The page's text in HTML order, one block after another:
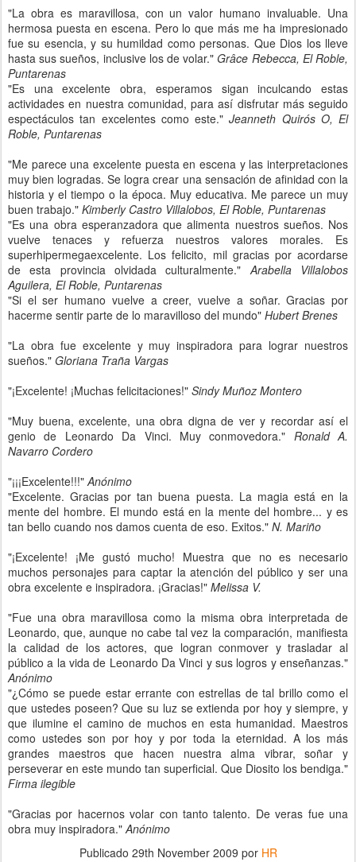
"La obra es maravillosa, con un valor humano invaluable. Una
hermosa puesta en escena. Pero lo que más me ha impresionado
fue su esencia, y su humildad como personas. Que Dios los lleve
hasta sus sueños, inclusive los de volar."Grâce Rebecca, El Roble,
Puntarenas
"Es una excelente obra, esperamos sigan inculcando estas
actividades en nuestra comunidad, para así disfrutar más seguido
espectáculos tan excelentes como este."Jeanneth Quirós O, El
Roble, Puntarenas
"Me parece una excelente puesta en escena y las interpretaciones
muy bien logradas. Se logra crear una sensación de afinidad con la
historia y el tiempo o la época. Muy educativa. Me parece un muy
buen trabajo." Kimberly Castro Villalobos, El Roble, Puntarenas
"Es una obra esperanzadora que alimenta nuestros sueños. Nos
vuelve tenaces y refuerza nuestros valores morales. Es
superhipermegaexcelente. Los felicito, mil gracias por acordarse
de esta provincia olvidada culturalmente."Arabella Villalobos
Aguilera, El Roble, Puntarenas
"Si el ser humano vuelve a creer, vuelve a soñar. Gracias por
hacerme sentir parte de lo maravilloso del mundo" Hubert Brenes
"La obra fue excelente y muy inspiradora para lograr nuestros
sueños." Gloriana Traña Vargas
"¡Excelente! ¡Muchas felicitaciones!" Sindy Muñoz Montero
"Muy buena, excelente, una obra digna de ver y recordar así el
genio de Leonardo Da Vinci. Muy conmovedora." Ronald A.
Navarro Cordero
"¡¡¡Excelente!!!"Anónimo
"Excelente. Gracias por tan buena puesta. La magia está en la
mente del hombre. El mundo está en la mente del hombre... y es
tan bello cuando nos damos cuenta de eso. Exitos." N. Mariño
"¡Excelente! ¡Me gustó mucho! Muestra que no es necesario
muchos personajes para captar la atención del público y ser una
obra excelente e inspiradora. ¡Gracias!" Melissa V.
"Fue una obra maravillosa como la misma obra interpretada de
Leonardo, que, aunque no cabe tal vez la comparación, manifiesta
la calidad de los actores, que logran conmover y trasladar al
público a la vida de Leonardo Da Vinci y sus logros y enseñanzas."
Anónimo
"¿Cómo se puede estar errante con estrellas de tal brillo como el
que ustedes poseen? Que su luz se extienda por hoy y siempre, y
que ilumine el camino de muchos en esta humanidad. Maestros
como ustedes son por hoy y por toda la eternidad. A los más
grandes maestros que hacen nuestra alma vibrar, soñar y
perseverar en este mundo tan superficial. Que Diosito los bendiga."
Firma ilegible
"Gracias por hacernos volar con tanto talento. De veras fue una
obra muy inspiradora."Anónimo
Publicado 29th November 2009 por HR